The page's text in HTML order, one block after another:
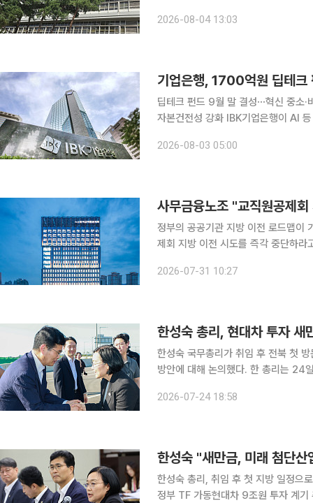
의결됐다고 밝혔다. 이번 시행령 제정
2026-08-04 13:03
기업은행, 1700억원 딥테크
딥테크 펀드 9월 말 결성⋯혁신 중소
자본건전성 강화 IBK기업은행이 AI 등 미래 성장산업을 육성하기 위해 최대 1700억원 규모의 딥테
적정성을 안정적으로 유지하고 중소
2026-08-03 05:00
사무금융노조 "교직원공제
정부의 공공기관 지방 이전 로드맵이
제회 지방 이전 시도를 즉각 중단하라고 반발했다. 31일 사무금융노조는
회비로 운영되는 자조기구"라며 "회
2026-07-31 10:27
한성숙 총리, 현대차 투자 새
한성숙 국무총리가 취임 후 전북 첫
방안에 대해 논의했다. 한 총리는 24일 새만금 입주기업과 피지컬AI 관련기업 및 전문가, 정부부처
만금 투자기업 등 현장의 목소리를 청
2026-07-24 18:58
한성숙 "새만금, 미래 첨단
한성숙 총리, 취임 후 첫 지방 일정
정부 TF 가동현대차 9조원 투자 계기 추가 투자·